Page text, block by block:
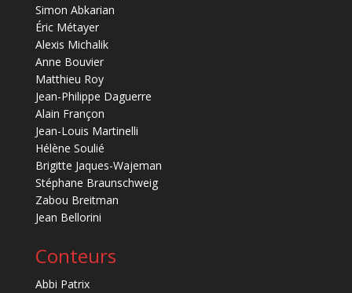
Simon Abkarian
Éric Métayer
Alexis Michalik
Anne Bouvier
Matthieu Roy
Jean-Philippe Daguerre
Alain Françon
Jean-Louis Martinelli
Hélène Soulié
Brigitte Jaques-Wajeman
Stéphane Braunschweig
Zabou Breitman
Jean Bellorini
Conteurs
Abbi Patrix